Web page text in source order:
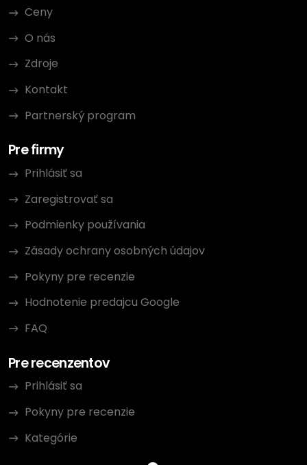
Ceny
O nás
Zdroje
Kontakt
Partnerský program
Pre firmy
Prihlásiť sa
Zaregistrovať sa
Podmienky používania
Zásady ochrany osobných údajov
Pokyny pre recenzie
Hodnotenie predajcu Google
FAQ
Pre recenzentov
Prihlásiť sa
Pokyny pre recenzie
Kategórie